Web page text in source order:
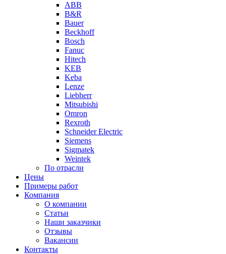
ABB
B&R
Bauer
Beckhoff
Bosch
Fanuc
Hitech
KEB
Keba
Lenze
Liebherr
Mitsubishi
Omron
Rexroth
Schneider Electric
Siemens
Sigmatek
Weintek
По отрасли
Цены
Примеры работ
Компания
О компании
Статьи
Наши заказчики
Отзывы
Вакансии
Контакты